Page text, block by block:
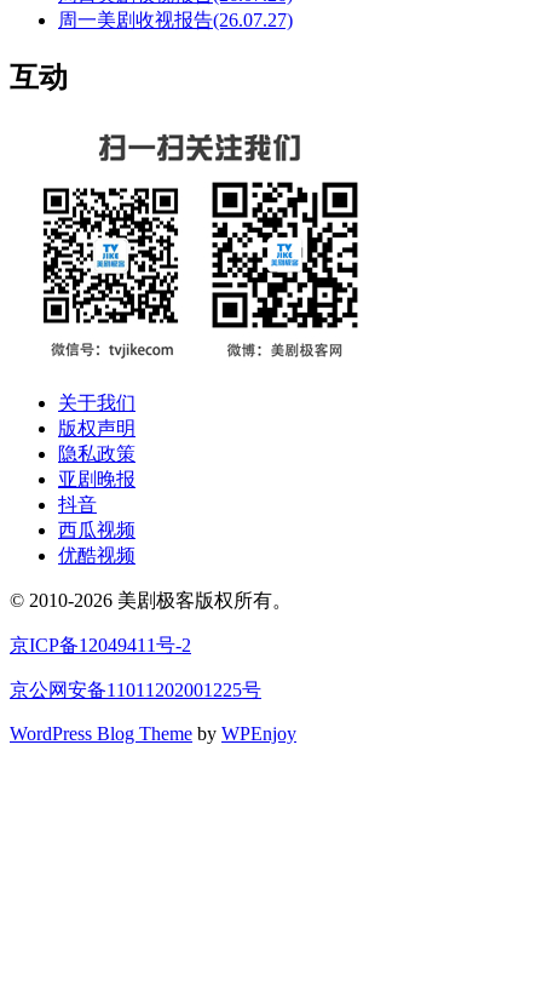
周一美剧收视报告(26.07.27)
互动
关于我们
版权声明
隐私政策
亚剧晚报
抖音
西瓜视频
优酷视频
© 2010-2026 美剧极客版权所有。
京ICP备12049411号-2
京公网安备11011202001225号
WordPress Blog Theme by WPEnjoy